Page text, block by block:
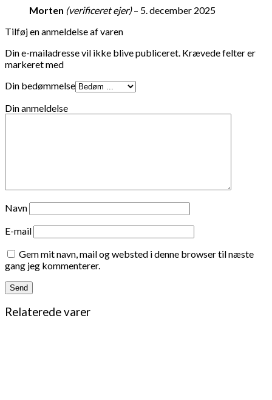
Morten (verificeret ejer) – 5. december 2025
Tilføj en anmeldelse af varen
Din e-mailadresse vil ikke blive publiceret. Krævede felter er
markeret med
Din bedømmelse
Din anmeldelse
Navn
E-mail
Gem mit navn, mail og websted i denne browser til næste
gang jeg kommenterer.
Relaterede varer